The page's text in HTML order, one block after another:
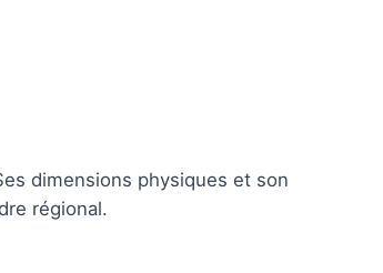
dimensions physiques et son
régional.